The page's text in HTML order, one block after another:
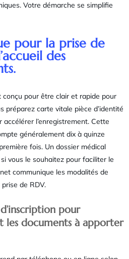
Votre démarche se simplifie
pour la prise de
des
conçu pour être clair et rapide pour
préparez carte vitale pièce d’identité
l’enregistrement. Cette
généralement dix à quinze
fois. Un dossier médical
vous le souhaitez pour faciliter le
communique les modalités de
de RDV.
pour
les documents à apporter